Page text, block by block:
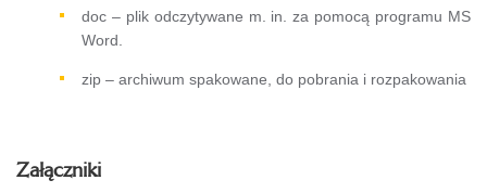
doc – plik odczytywane m. in. za pomocą programu MS
Word.
zip – archiwum spakowane, do pobrania i rozpakowania
Załączniki